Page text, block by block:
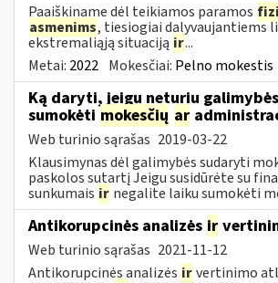
Paaiškiname dėl teikiamos paramos
asmenims, tiesiogiai dalyvaujantiems
ekstremaliąją situaciją ir...
Metai: 2022 Mokesčiai: Pelno mokestis
Ką daryti, jeigu neturiu
sumokėti mokesčių ar
Web turinio sąrašas 2019-03-22
Klausimynas dėl galimybės sudaryti
paskolos sutartį Jeigu susidūrėte su
sunkumais ir negalite laiku sumokėti
Antikorupcinės analizės ir
Web turinio sąrašas 2021-11-12
Antikorupcinės analizės irvertinimo